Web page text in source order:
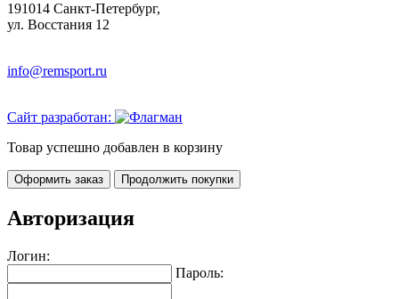
191014 Санкт-Петербург,
ул. Восстания 12
info@remsport.ru
Сайт разработан:
Товар успешно добавлен в корзину
Оформить заказ Продолжить покупки
Авторизация
Логин:
Пароль: